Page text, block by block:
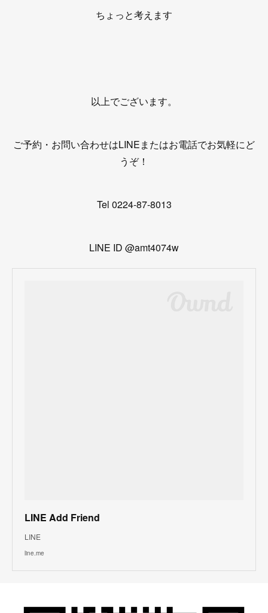
ちょっと考えます
以上でございます。
ご予約・お問い合わせはLINEまたはお電話でお気軽にど
うぞ！
Tel 0224-87-8013
LINE ID @amt4074w
LINE Add Friend
LINE
line.me